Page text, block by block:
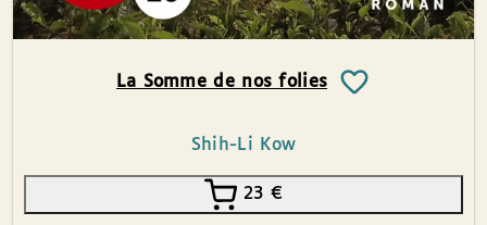
La Somme de nos folies
Shih-Li Kow
23 €